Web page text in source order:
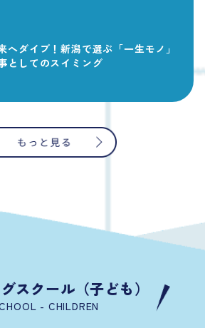
へダイブ！新潟で選ぶ「一生モノ」
としてのスイミング
スクール（子ども）
- CHILDREN